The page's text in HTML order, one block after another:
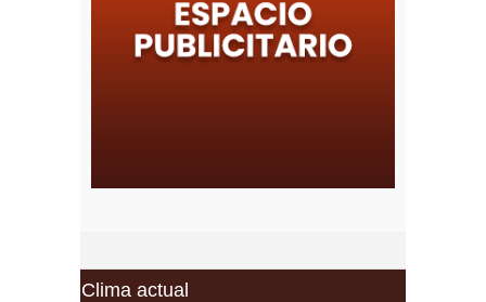
Clima actual